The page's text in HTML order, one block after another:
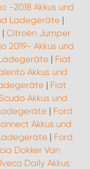
-2018 Akkus und
Ladegeräte |
| Citroën Jumper
2019- Akkus und
| Fiat
Akkus und
| Fiat
Akkus und
| Ford
Akkus und
| Ford
Dokker Van
Iveco Daily Akkus